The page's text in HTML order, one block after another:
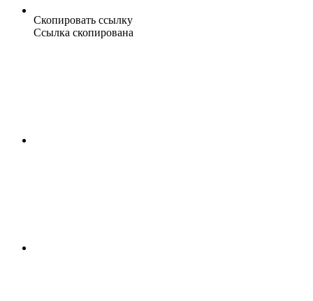
Скопировать ссылку
Ссылка скопирована